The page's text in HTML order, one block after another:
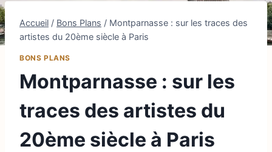
Accueil / Bons Plans / Montparnasse : sur les traces des
artistes du 20ème siècle à Paris
BONS PLANS
Montparnasse : sur les
traces des artistes du
20ème siècle à Paris